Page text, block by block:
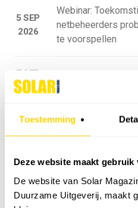
Toestemming
Deze website maakt gebruik
De website van Solar
Duurzame Uitgeverij, maakt
5 SEP
2026
Webinar:
netbeheerders
te voorspellen
7 SEP
2026
Sunergy Academy
VACATURES
Bekijk alle vacatures